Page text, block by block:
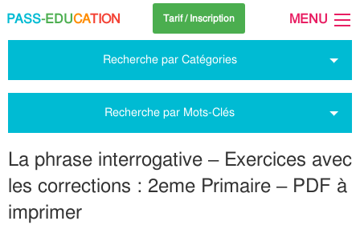
PASS-EDUCATION Tarif / Inscription MENU
Recherche par Catégories
Recherche par Mots-Clés
La phrase interrogative – Exercices avec
les corrections : 2eme Primaire – PDF à
imprimer